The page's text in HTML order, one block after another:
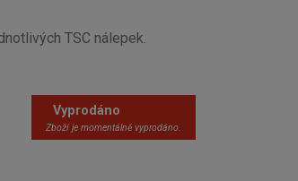
TSC nálepek.
Vyprodáno
Zboží je momentálně vyprodáno.